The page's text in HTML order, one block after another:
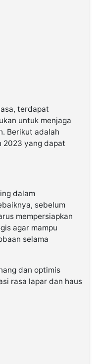
terdapat
untuk menjaga
Berikut adalah
2023 yang dapat
dalam
sebelum
mempersiapkan
agar mampu
selama
dan optimis
rasa lapar dan haus